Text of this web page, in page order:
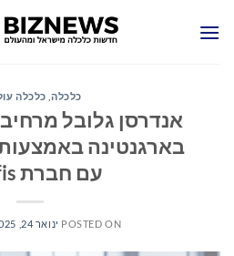
כלכלה, כלכלה
אנדרסן גלובל
בארגנטינה
עם חברת Confis
POSTED ON ינואר 24, 2025